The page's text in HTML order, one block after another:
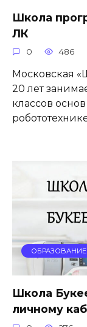
Школа
ЛК
0 486
Московская
20 лет
классов
ОБРАЗОВАНИЕ
Школа
личному